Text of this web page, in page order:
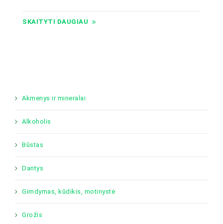
SKAITYTI DAUGIAU
Akmenys ir mineralai
Alkoholis
Būstas
Dantys
Gimdymas, kūdikis, motinystė
Grožis